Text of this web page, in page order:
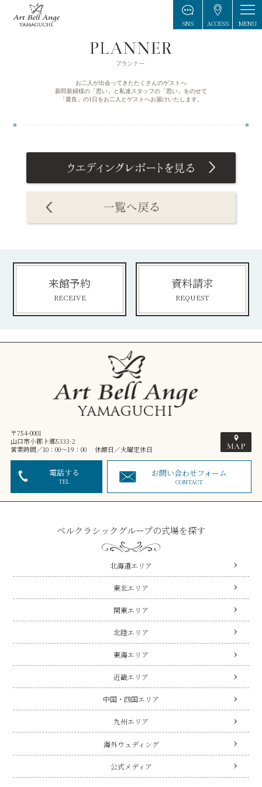
SNS ACCESS MENU
お二人が出会ってきたたくさんのゲストへ
新郎新婦様の「思い」と私達スタッフの「思い」をのせて
「最良」の1日をお二人とゲストへお届けいたします。
来館予約
RECEIVE
資料請求
REQUEST
〒754-0001
山口市小郡上郷5333-2
営業時間／10：00～19：00 休館日／火曜定休日
電話する
TEL
お問い合わせフォーム
CONTACT
ベルクラシックグループの式場を探す
北海道エリア
東北エリア
関東エリア
北陸エリア
東海エリア
近畿エリア
中国・四国エリア
九州エリア
海外ウェディング
公式メディア